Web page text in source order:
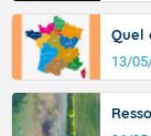
Quel
13/